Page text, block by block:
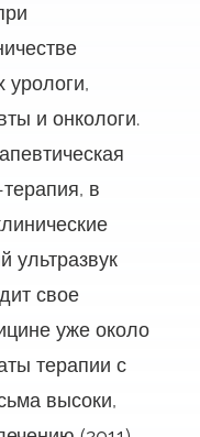
урологи,
и онкологи.
в
ультразвук
свое
уже около
терапии с
высоки,